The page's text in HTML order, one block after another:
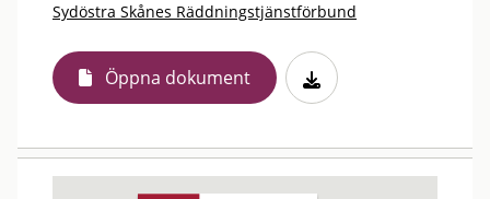
Sydöstra Skånes Räddningstjänstförbund
Öppna dokument